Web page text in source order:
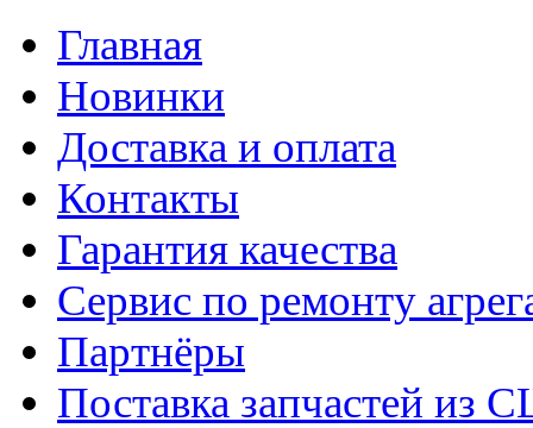
Главная
Новинки
Доставка и оплата
Контакты
Гарантия качества
Сервис по ремонту
Партнёры
Поставка запчастей